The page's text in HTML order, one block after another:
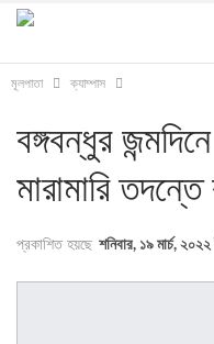
মূলপাতা ক্যাম্পাস
বঙ্গবন্ধুর
মারামারি তদন্তে
প্রকাশিত হয়ছে শনিবার, ১৯ মার্চ, ২০২২